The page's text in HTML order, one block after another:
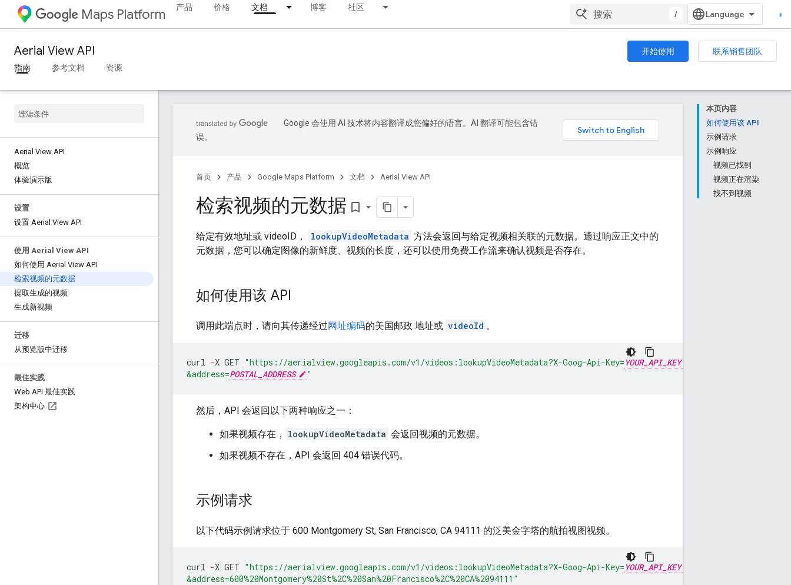
Maps Platform 产品 价格 文档 博客 社区
/
Aerial View API 开始使用
联系销售团队
指南
参考文档 资源
Aerial View API
概览
体验演示版
设置
设置 Aerial View API
使用 Aerial View API
如何使用 Aerial View API
检索视频的元数据
提取生成的视频
生成新视频
迁移
从预览版中迁移
最佳实践
Web API 最佳实践
架构中心
本页内容
如何使用该 API
示例请求
示例响应
视频已找到
视频正在渲染
找不到视频
Google 会使用 AI 技术将内容翻译成您偏好的语言。AI 翻译可能包含错
误。
首页 产品 Google Maps Platform 文档 Aerial View API
检索视频的元数据 bookmark_border
给定有效地址或 videoID， lookupVideoMetadata 方法会返回与给定视频相关联的元数据。通过响应正文中的
元数据，您可以确定图像的新鲜度、视频的长度，还可以使用免费工作流来确认视频是否存在。
如何使用该 API
调用此端点时，请向其传递经过网址编码的美国邮政 地址或 videoId 。
curl -X GET "https://aerialview.googleapis.com/v1/videos:lookupVideoMetadata?X-Goog-Api-Key= YOUR_API_KEY
&address=POSTAL_ADDRESS "
然后，API 会返回以下两种响应之一：
如果视频存在， lookupVideoMetadata 会返回视频的元数据。
如果视频不存在，API 会返回 404 错误代码。
示例请求
以下代码示例请求位于 600 Montgomery St, San Francisco, CA 94111 的泛美金字塔的航拍视图视频。
curl -X GET "https://aerialview.googleapis.com/v1/videos:lookupVideoMetadata?X-Goog-Api-Key= YOUR_API_KEY
&address=600%20Montgomery%20St%2C%20San%20Francisco%2C%20CA%2094111"